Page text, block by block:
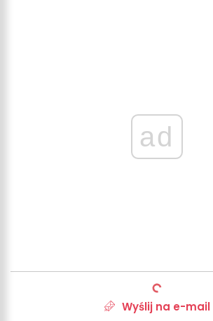
ad
Wyślij na e-mail